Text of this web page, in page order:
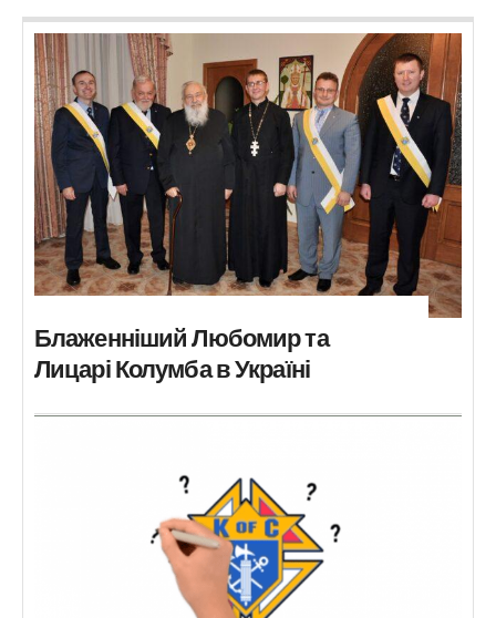
Блаженніший Любомир та
Лицарі Колумба в Україні